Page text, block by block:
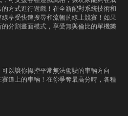
方式進行遊戲！在全新配對系統技術和
享受快速搜尋和流暢的線上競賽！如果
分割畫面模式，享受無與倫比的單機樂
以讓你操控平常無法駕駛的車輛方向
道上的車輛！在你爭奪最高分時，各種